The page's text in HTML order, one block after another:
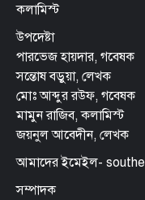
কলামিস্ট
উপদেষ্টা
পারভেজ হায়দার, গবেষক
সন্তোষ বড়ুয়া, লেখক
মোঃ আব্দুর রউফ, গবেষক
মামুন রাজিব, কলামিস্ট
জয়নুল আবেদীন, লেখক
আমাদের ইমেইল-
সম্পাদক